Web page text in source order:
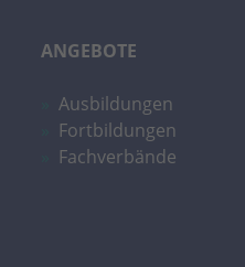
ANGEBOTE
Ausbildungen
Fortbildungen
Fachverbände